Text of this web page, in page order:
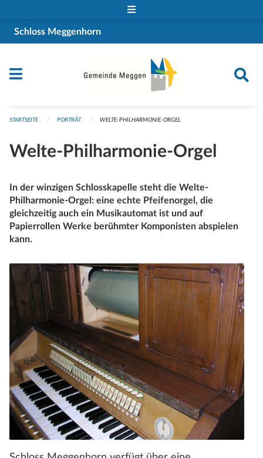
Schloss Meggenhorn
STARTSEITE PORTRÄT WELTE-PHILHARMONIE-ORGEL
Welte-Philharmonie-Orgel
​In der winzigen Schlosskapelle steht die Welte-
Philharmonie-Orgel: eine echte Pfeifenorgel, die
gleichzeitig auch ein Musikautomat ist und auf
Papierrollen Werke berühmter Komponisten abspielen
kann.